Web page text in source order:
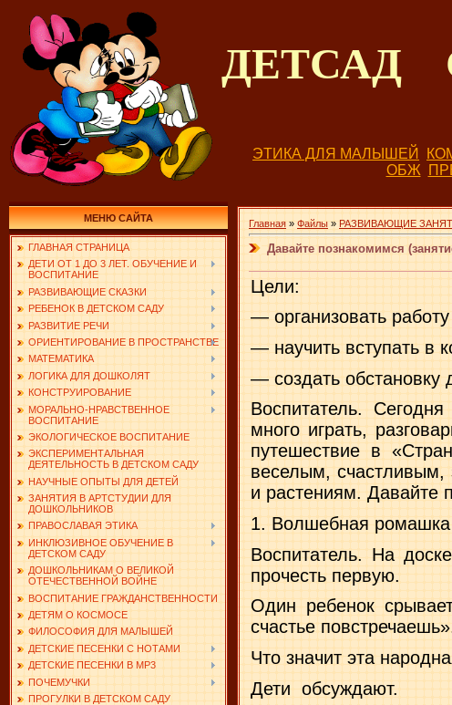
ЭТИКА ДЛЯ МАЛЫШЕЙ
ОБЖ
МЕНЮ САЙТА
ГЛАВНАЯ СТРАНИЦА
ДЕТИ ОТ 1 ДО 3 ЛЕТ. ОБУЧЕНИЕ И
ВОСПИТАНИЕ
РАЗВИВАЮЩИЕ СКАЗКИ
РЕБЕНОК В ДЕТСКОМ САДУ
РАЗВИТИЕ РЕЧИ
ОРИЕНТИРОВАНИЕ В ПРОСТРАНСТВЕ
МАТЕМАТИКА
ЛОГИКА ДЛЯ ДОШКОЛЯТ
КОНСТРУИРОВАНИЕ
МОРАЛЬНО-НРАВСТВЕННОЕ
ВОСПИТАНИЕ
ЭКОЛОГИЧЕСКОЕ ВОСПИТАНИЕ
ЭКСПЕРИМЕНТАЛЬНАЯ
ДЕЯТЕЛЬНОСТЬ В ДЕТСКОМ САДУ
НАУЧНЫЕ ОПЫТЫ ДЛЯ ДЕТЕЙ
ЗАНЯТИЯ В АРТСТУДИИ ДЛЯ
ДОШКОЛЬНИКОВ
ПРАВОСЛАВАЯ ЭТИКА
ИНКЛЮЗИВНОЕ ОБУЧЕНИЕ В
ДЕТСКОМ САДУ
ДОШКОЛЬНИКАМ О ВЕЛИКОЙ
ОТЕЧЕСТВЕННОЙ ВОЙНЕ
ВОСПИТАНИЕ ГРАЖДАНСТВЕННОСТИ
ДЕТЯМ О КОСМОСЕ
ФИЛОСОФИЯ ДЛЯ МАЛЫШЕЙ
ДЕТСКИЕ ПЕСЕНКИ С НОТАМИ
ДЕТСКИЕ ПЕСЕНКИ В MP3
ПОЧЕМУЧКИ
ПРОГУЛКИ В ДЕТСКОМ САДУ
Главная » Файлы » РАЗВИВАЮЩИЕ
Давайте познакомимся
Цели:
— организовать
— научить вступать в
— создать обстановку
Воспитатель.
много играть,
путешествие в
веселым, счастливым,
и растениям. Давайте
1. Волшебная ромашка
Воспитатель. На
прочесть первую.
Один ребенок
счастье
Что значит эта
Дети обсуждают.